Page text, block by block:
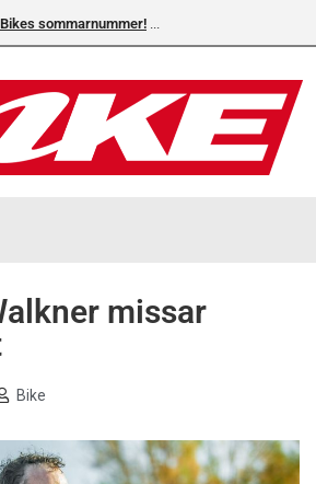
sommarnummer!
missar
Bike